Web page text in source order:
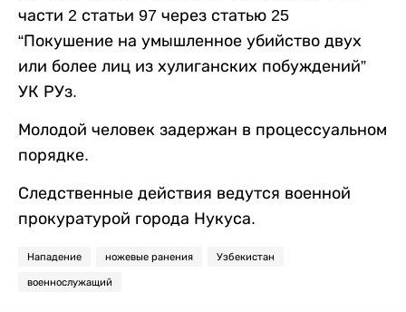
части 2 статьи 97 через статью 25
“Покушение на умышленное убийство двух
или более лиц из хулиганских побуждений”
УК РУз.
Молодой человек задержан в процессуальном
порядке.
Следственные действия ведутся военной
прокуратурой города Нукуса.
Нападение ножевые ранения Узбекистан
военнослужащий